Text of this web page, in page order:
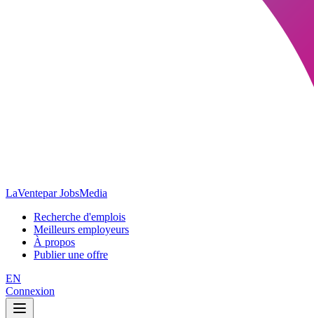
LaVentepar JobsMedia
Recherche d'emplois
Meilleurs employeurs
À propos
Publier une offre
EN
Connexion